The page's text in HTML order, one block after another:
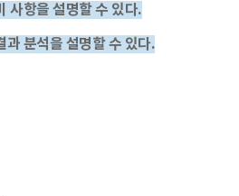
사항을 설명할 수 있다.
과 분석을 설명할 수 있다.